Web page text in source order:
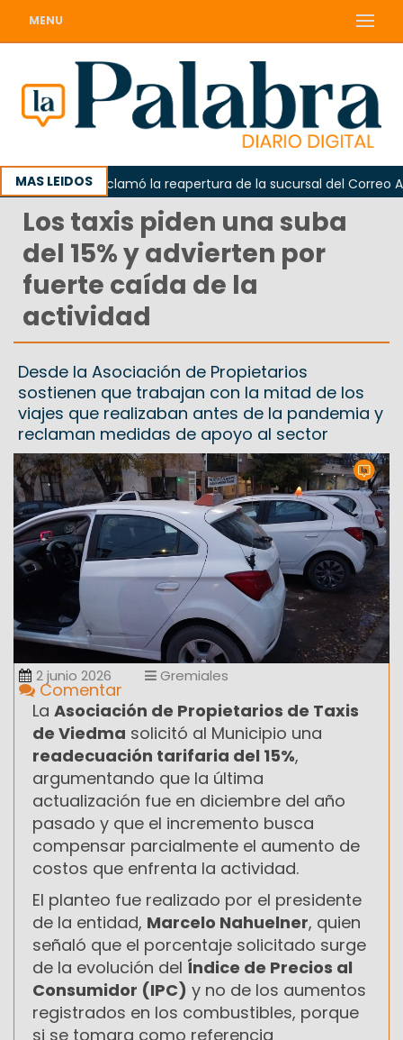
MENU
MAS LEIDOS
Odarda reclamó la reapertura de la sucursal del Correo
Los taxis piden una suba
del 15% y advierten por
fuerte caída de la
actividad
Desde la Asociación de Propietarios
sostienen que trabajan con la mitad de los
viajes que realizaban antes de la pandemia y
reclaman medidas de apoyo al sector
2 junio 2026 Gremiales
Comentar
La Asociación de Propietarios de Taxis
de Viedma solicitó al Municipio una
readecuación tarifaria del 15%,
argumentando que la última
actualización fue en diciembre del año
pasado y que el incremento busca
compensar parcialmente el aumento de
costos que enfrenta la actividad.
El planteo fue realizado por el presidente
de la entidad, Marcelo Nahuelner, quien
señaló que el porcentaje solicitado surge
de la evolución del Índice de Precios al
Consumidor (IPC) y no de los aumentos
registrados en los combustibles, porque
si se tomara como referencia